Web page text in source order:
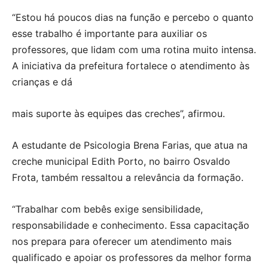
“Estou há poucos dias na função e percebo o quanto
esse trabalho é importante para auxiliar os
professores, que lidam com uma rotina muito intensa.
A iniciativa da prefeitura fortalece o atendimento às
crianças e dá
mais suporte às equipes das creches”, afirmou.
A estudante de Psicologia Brena Farias, que atua na
creche municipal Edith Porto, no bairro Osvaldo
Frota, também ressaltou a relevância da formação.
“Trabalhar com bebês exige sensibilidade,
responsabilidade e conhecimento. Essa capacitação
nos prepara para oferecer um atendimento mais
qualificado e apoiar os professores da melhor forma